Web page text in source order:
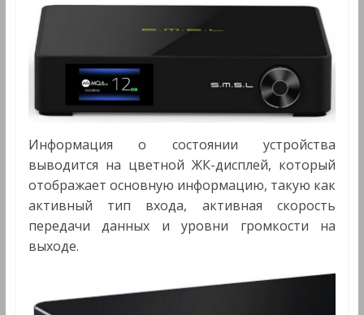
Информация о состоянии устройства
выводится на цветной ЖК-дисплей, который
отображает основную информацию, такую как
активный тип входа, активная скорость
передачи данных и уровни громкости на
выходе.